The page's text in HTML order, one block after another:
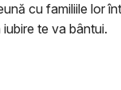
cu familiile lor
te va bântui.